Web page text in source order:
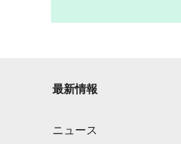
最新情報
ニュース